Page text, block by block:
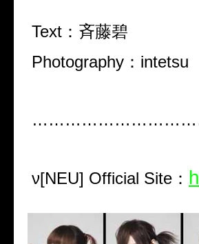
Text ：斉藤碧
Photography ： intetsu
ν[NEU] Official Site ：